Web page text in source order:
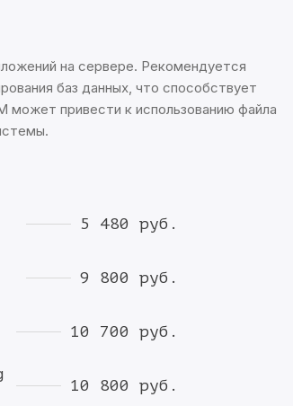
на сервере. Рекомендуется
баз данных, что способствует
привести к использованию файла
5 480 руб.
9 800 руб.
10 700 руб.
10 800 руб.